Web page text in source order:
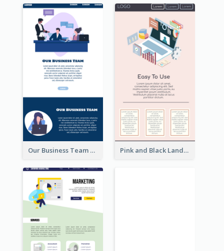
Our Business Team Landing Page Pink and Black Landing Page